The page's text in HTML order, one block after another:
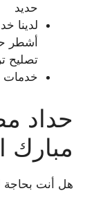
حديد
لدينا
أشطر
تصليح
خدمات
حداد
مبارك
هل أنت بحاجة